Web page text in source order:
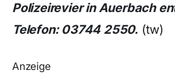
Polizeirevier in Auerbach
Telefon: 03744 2550. (tw)
Anzeige